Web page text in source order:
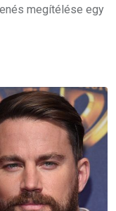
megítélése egy